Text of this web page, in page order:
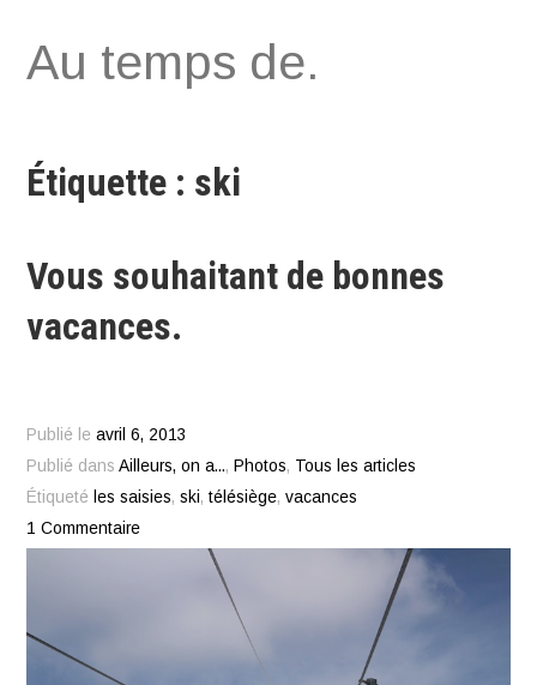
au
Au temps de.
Étiquette : ski
Vous souhaitant de bonnes
vacances.
Publié leavril 6, 2013
Publié dansAilleurs, on a..., Photos, Tous les articles
Étiqueté les saisies,ski,télésiège,vacances
1 Commentaire